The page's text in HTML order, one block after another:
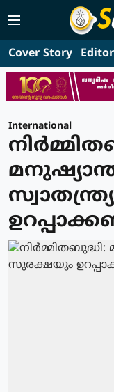
Cover Story
International